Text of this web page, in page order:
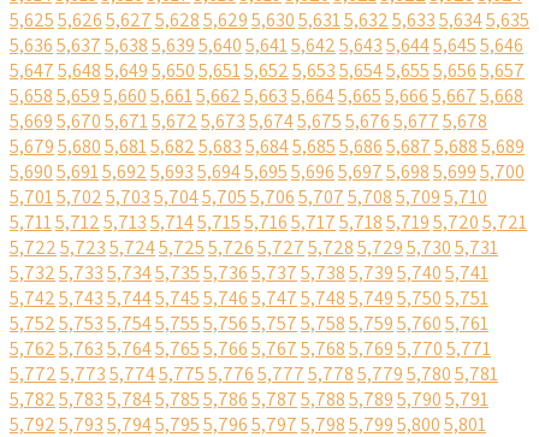
5,6255,6265,6275,6285,6295,6305,6315,6325,6335,6345,635
5,6365,6375,6385,6395,6405,6415,6425,6435,6445,6455,646
5,6475,6485,6495,6505,6515,6525,6535,6545,6555,6565,657
5,6585,6595,6605,6615,6625,6635,6645,6655,6665,6675,668
5,6695,6705,6715,6725,6735,6745,6755,6765,6775,678
5,6795,6805,6815,6825,6835,6845,6855,6865,6875,6885,689
5,6905,6915,6925,6935,6945,6955,6965,6975,6985,6995,700
5,7015,7025,7035,7045,7055,7065,7075,7085,7095,710
5,7115,7125,7135,7145,7155,7165,7175,7185,7195,7205,721
5,7225,7235,7245,7255,7265,7275,7285,7295,7305,731
5,7325,7335,7345,7355,7365,7375,7385,7395,7405,741
5,7425,7435,7445,7455,7465,7475,7485,7495,7505,751
5,7525,7535,7545,7555,7565,7575,7585,7595,7605,761
5,7625,7635,7645,7655,7665,7675,7685,7695,7705,771
5,7725,7735,7745,7755,7765,7775,7785,7795,7805,781
5,7825,7835,7845,7855,7865,7875,7885,7895,7905,791
5,7925,7935,7945,7955,7965,7975,7985,7995,8005,801